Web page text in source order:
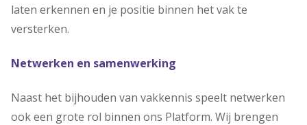
laten erkennen en je positie binnen het vak te
versterken.
Netwerken en samenwerking
Naast het bijhouden van vakkennis speelt netwerken
ook een grote rol binnen ons Platform. Wij brengen